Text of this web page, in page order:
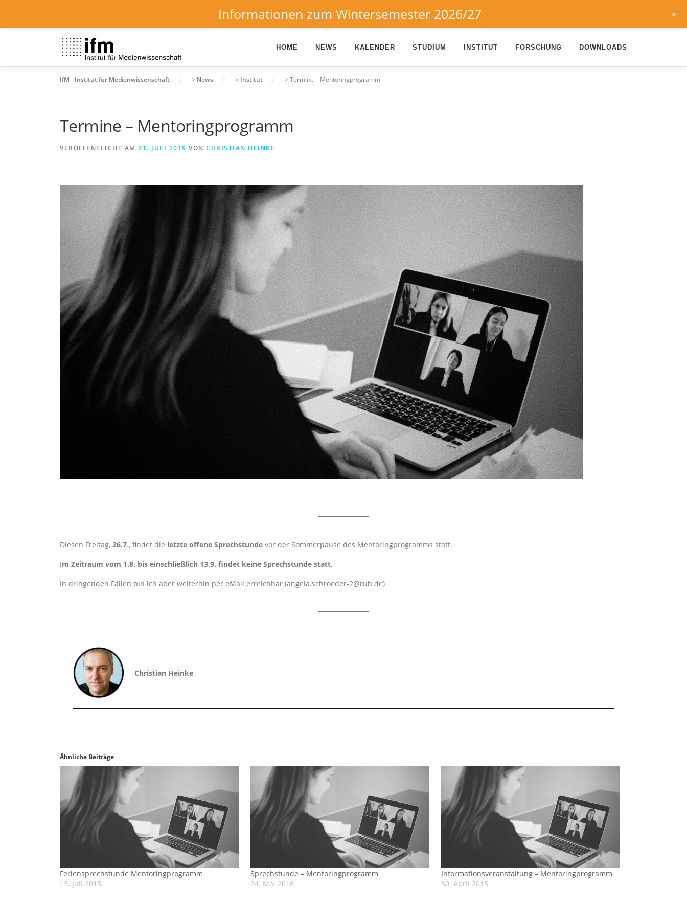
HOME NEWS KALENDER STUDIUM INSTITUT FORSCHUNG DOWNLOADS
IfM - Institut für Medienwissenschaft > News > Institut > Termine – Mentoringprogramm
Termine – Mentoringprogramm
VERÖFFENTLICHT AM 21. JULI 2019 VON CHRISTIAN HEINKE
Diesen Freitag, 26.7., findet die letzte offene Sprechstunde vor der Sommerpause des Mentoringprogramms statt.
Im Zeitraum vom 1.8. bis einschließlich 13.9. findet keine Sprechstunde statt.
In dringenden Fällen bin ich aber weiterhin per eMail erreichbar (angela.schroeder-2@rub.de)
Christian Heinke
Ähnliche Beiträge
Feriensprechstunde Mentoringprogramm
13. Juli 2015
Sprechstunde – Mentoringprogramm
24. Mai 2016
Informationsveranstaltung – Mentoringprogramm
30. April 2015
Informationen zum Wintersemester 2026/27 +